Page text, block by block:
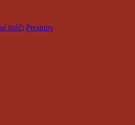
hráči Prestupy